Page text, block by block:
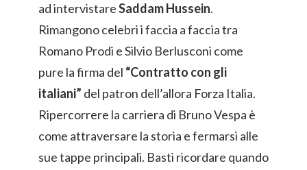
ad intervistareSaddam Hussein.
Rimangono celebri i faccia a faccia tra
Romano Prodi e Silvio Berlusconi come
pure la firma del “Contratto con gli
italiani” del patron dell’allora Forza Italia.
Ripercorrere la carriera di Bruno Vespa è
come attraversare la storia e fermarsi alle
sue tappe principali. Basti ricordare quando